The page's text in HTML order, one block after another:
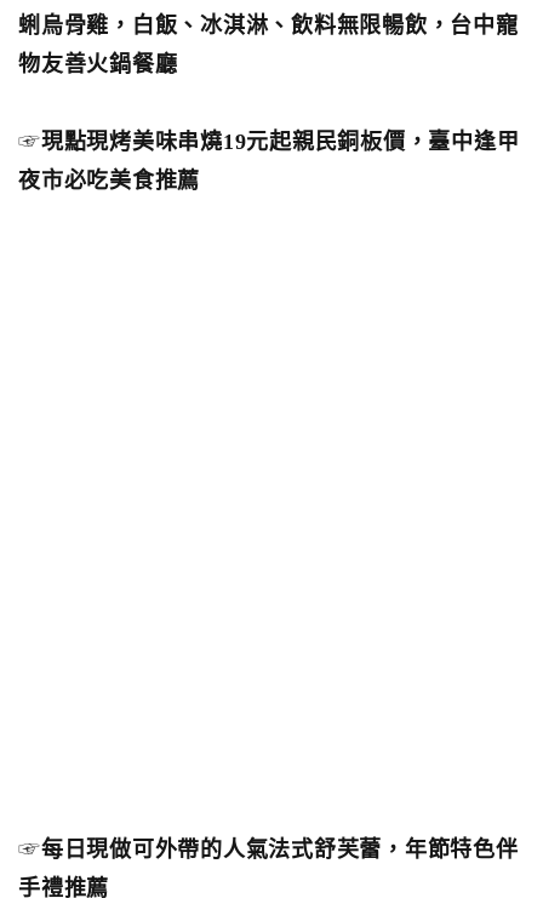
蜊烏骨雞，白飯、冰淇淋、飲料無限暢飲，台中寵
物友善火鍋餐廳
☞現點現烤美味串燒19元起親民銅板價，臺中逢甲
夜市必吃美食推薦
☞每日現做可外帶的人氣法式舒芙蕾，年節特色伴
手禮推薦